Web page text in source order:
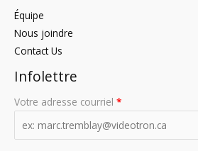
Équipe
Nous joindre
Contact Us
Infolettre
Votre adresse courriel *